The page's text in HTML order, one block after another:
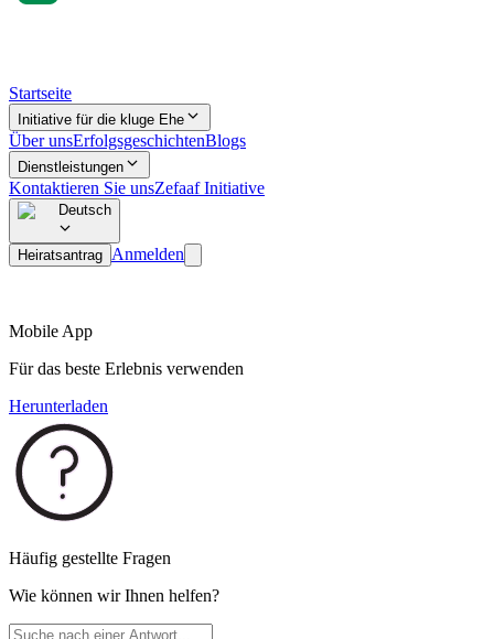
Startseite
Initiative für die kluge Ehe
Über unsErfolgsgeschichtenBlogs
Dienstleistungen
Kontaktieren Sie unsZefaaf Initiative
Deutsch
Heiratsantrag Anmelden
Mobile App
Für das beste Erlebnis verwenden
Herunterladen
Häufig gestellte Fragen
Wie können wir Ihnen helfen?